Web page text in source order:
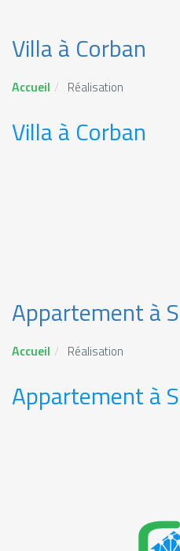
Villa à Corban
Accueil Réalisation
Villa à Corban
Appartement à
Accueil Réalisation
Appartement à